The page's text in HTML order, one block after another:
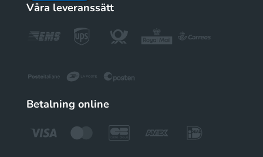
Våra leveranssätt
Betalning online